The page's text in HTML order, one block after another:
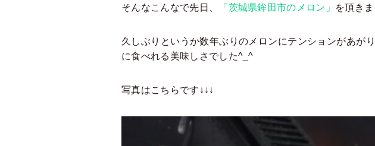
そんなこんなで先日、 「茨城県鉾田市のメロン」 を頂き
久しぶりというか数年ぶりのメロンにテンションがあが
に食べれる美味しさでした^_^
写真はこちらです↓↓↓